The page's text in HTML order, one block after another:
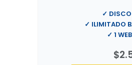
✓
✓ ILIMITADO
✓ 1